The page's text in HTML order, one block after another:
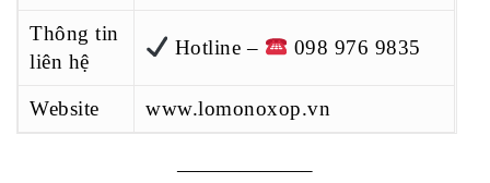
Thông tin
liên hệ
Hotline – 098 976 9835
Website www.lomonoxop.vn
——————–